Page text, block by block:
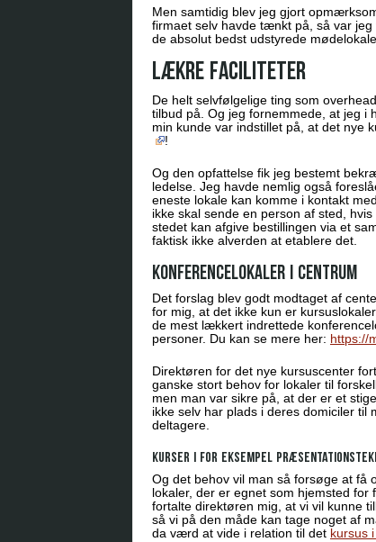
Men samtidig blev jeg gjort
firmaet selv havde tænkt på, så var
de absolut bedst udstyrede
Lækre faciliteter
De helt selvfølgelige ting som
tilbud på. Og jeg fornemmede, at jeg i
min kunde var indstillet på, at det nye
!
Og den opfattelse fik jeg bestemt
ledelse. Jeg havde nemlig også
eneste lokale kan komme i kontakt
ikke skal sende en person af sted,
stedet kan afgive bestillingen via et
faktisk ikke alverden at etablere det.
Konferencelokaler i centrum
Det forslag blev godt modtaget af
for mig, at det ikke kun er
de mest lækkert indrettede
personer. Du kan se mere her: https://
Direktøren for det nye kursuscenter
ganske stort behov for lokaler til
men man var sikre på, at der er et
ikke selv har plads i deres domiciler
deltagere.
Kurser i for eksempel
Og det behov vil man så forsøge at få
lokaler, der er egnet som hjemsted
fortalte direktøren mig, at vi vil kunne
så vi på den måde kan tage noget af
da værd at vide i relation til det kursus